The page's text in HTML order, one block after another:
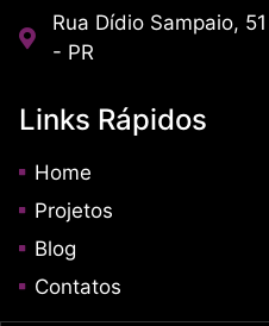
Rua Dídio Sampaio,
- PR
Links Rápidos
Home
Projetos
Blog
Contatos